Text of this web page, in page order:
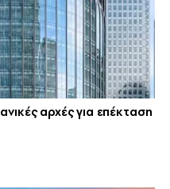
αρχές για επέκταση